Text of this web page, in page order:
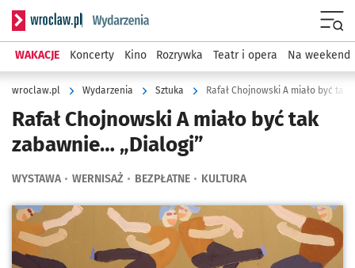
Serwis informacyjny wroclaw.pl podserwis: Wydarzenia
WAKACJE Koncerty Kino Rozrywka Teatr i opera Na weekend
wroclaw.pl Wydarzenia Sztuka Rafał Chojnowski A miało być tak
Rafał Chojnowski A miało być tak
zabawnie… „Dialogi”
WYSTAWA WERNISAŻ BEZPŁATNE KULTURA
Kliknij, aby powiększyć